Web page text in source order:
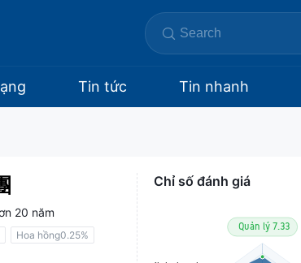
Tin tức Tin nhanh
20 năm
Hoa hồng0.25%
Chỉ số đánh giá